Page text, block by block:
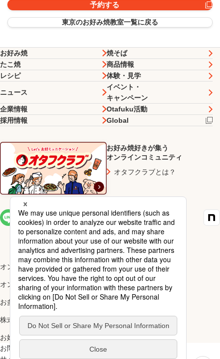
予約する
東京のお好み焼教室一覧に戻る
お好み焼
焼そば
たこ焼
商品情報
レシピ
体験・見学
ニュース
イベント・
キャンペーン
企業情報
Otafuku活動
採用情報
Global
お好み焼好きが集う
オンラインコミュニティ
オタフクラブとは？
SNS一覧
オンラインショップ楽天市場店
オンラインショップYahoo!店
お多福醸造株式会社
株式会社ナカガワ
お好み焼アカデミー
お問い合わせ
ご利用規約